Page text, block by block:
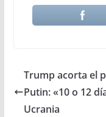
Trump acorta el
Putin: «10 o 12
Ucrania